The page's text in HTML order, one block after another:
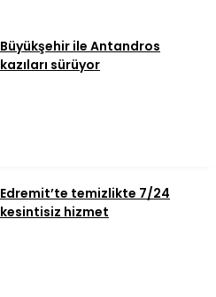
Büyükşehir ile Antandros
kazıları sürüyor
Edremit’te temizlikte 7/24
kesintisiz hizmet